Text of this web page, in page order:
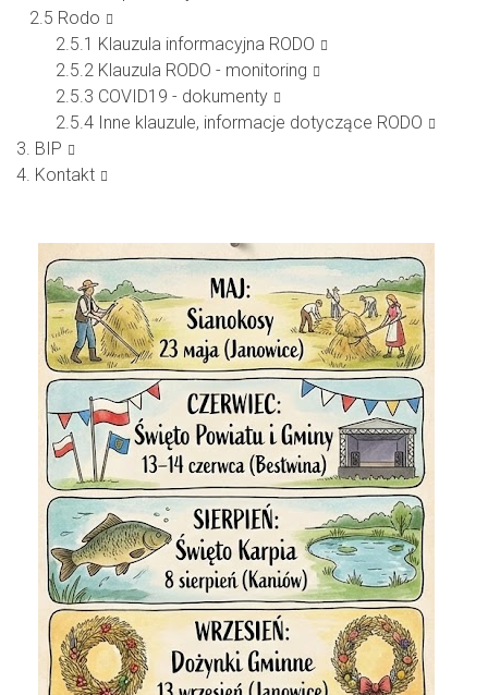
2.5 Rodo
2.5.1 Klauzula informacyjna RODO
2.5.2 Klauzula RODO - monitoring
2.5.3 COVID19 - dokumenty
2.5.4 Inne klauzule, informacje dotyczące RODO
3. BIP
4. Kontakt